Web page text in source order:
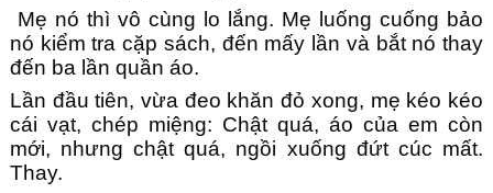
Mẹ nó thì vô cùng lo lắng. Mẹ luống cuống bảo
nó kiểm tra cặp sách, đến mấy lần và bắt nó thay
đến ba lần quần áo.
Lần đầu tiên, vừa đeo khăn đỏ xong, mẹ kéo kéo
cái vạt, chép miệng: Chật quá, áo của em còn
mới, nhưng chật quá, ngồi xuống đứt cúc mất.
Thay.